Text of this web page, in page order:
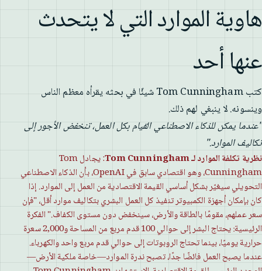
هاوية الموارد التي لا يتحدث
عنها أحد
كتب Tom Cunningham شيئًا في بحثه يقرأه معظم الناس
وينسونه. لا ينبغي لهم ذلك.
"عندما يمكن للذكاء الاصطناعي القيام بكل العمل، تنخفض الأجور إلى
تكاليف الموارد."
نظرية تكلفة الموارد لـ Tom Cunningham
: يجادل Tom
Cunningham، وهو اقتصادي سابق في OpenAI، بأن الذكاء الاصطناعي
التحويلي سيغيّر بشكل أساسي القيمة الاقتصادية من العمل إلى الموارد. إذا
كان بإمكان أجهزة الكمبيوتر تنفيذ كل العمل البشري بتكاليف موارد أقل، "فإن
سعر عملهم، مقومًا بالطاقة والأرض، سينخفض ​​دون مستوى الكفاف." الفكرة
الرئيسية: يحتاج البشر إلى حوالي 100 قدم مربع من المساحة و2,000 سعرة
حرارية يوميًا، بينما تحتاج الروبوتات إلى حوالي قدم مربع واحد والكهرباء.
عندما يصبح العمل فائضًا جدًا، تصبح ندرة الموارد—خاصة ملكية الأرض—